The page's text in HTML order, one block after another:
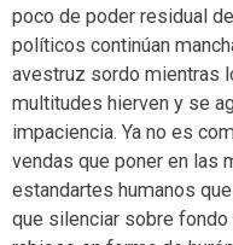
poco de poder residual
políticos continúan
avestruz sordo mientras
multitudes hierven y se
impaciencia. Ya no es
vendas que poner en las
estandartes humanos
que silenciar sobre